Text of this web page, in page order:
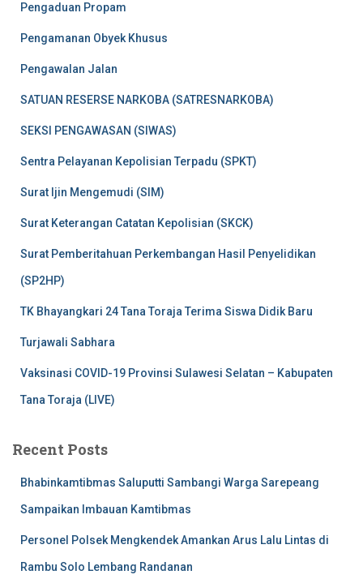
Pengaduan Propam
Pengamanan Obyek Khusus
Pengawalan Jalan
SATUAN RESERSE NARKOBA (SATRESNARKOBA)
SEKSI PENGAWASAN (SIWAS)
Sentra Pelayanan Kepolisian Terpadu (SPKT)
Surat Ijin Mengemudi (SIM)
Surat Keterangan Catatan Kepolisian (SKCK)
Surat Pemberitahuan Perkembangan Hasil Penyelidikan
(SP2HP)
TK Bhayangkari 24 Tana Toraja Terima Siswa Didik Baru
Turjawali Sabhara
Vaksinasi COVID-19 Provinsi Sulawesi Selatan – Kabupaten
Tana Toraja (LIVE)
Recent Posts
Bhabinkamtibmas Saluputti Sambangi Warga Sarepeang
Sampaikan Imbauan Kamtibmas
Personel Polsek Mengkendek Amankan Arus Lalu Lintas di
Rambu Solo Lembang Randanan